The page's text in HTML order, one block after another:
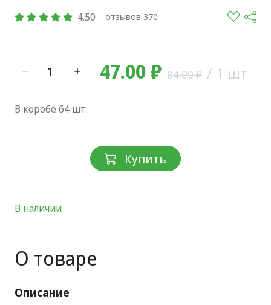
4.50 отзывов 370
47.00 ₽84.00 ₽ / 1 шт
В коробе 64 шт.
Купить
В наличии
О товаре
Описание